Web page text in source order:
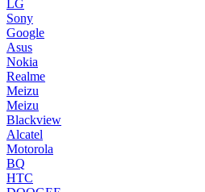
LG
Sony
Google
Asus
Nokia
Realme
Meizu
Meizu
Blackview
Alcatel
Motorola
BQ
HTC